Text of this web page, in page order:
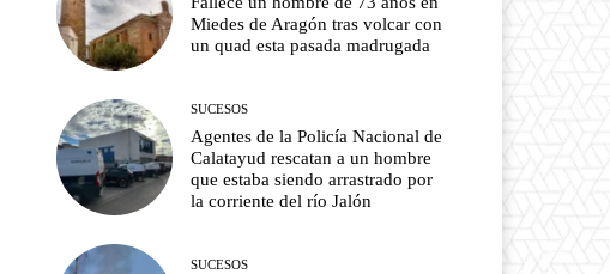
Miedes de Aragón tras volcar con
un quad esta pasada madrugada
SUCESOS
Agentes de la Policía Nacional de
Calatayud rescatan a un hombre
que estaba siendo arrastrado por
la corriente del río Jalón
SUCESOS